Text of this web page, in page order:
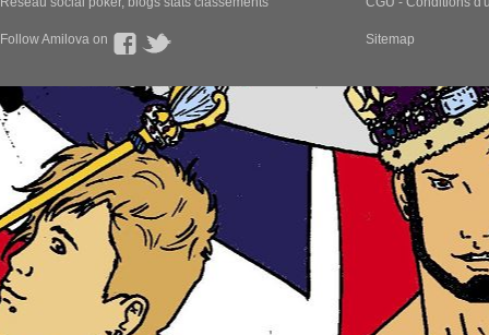
Follow Amilova on Sitemap